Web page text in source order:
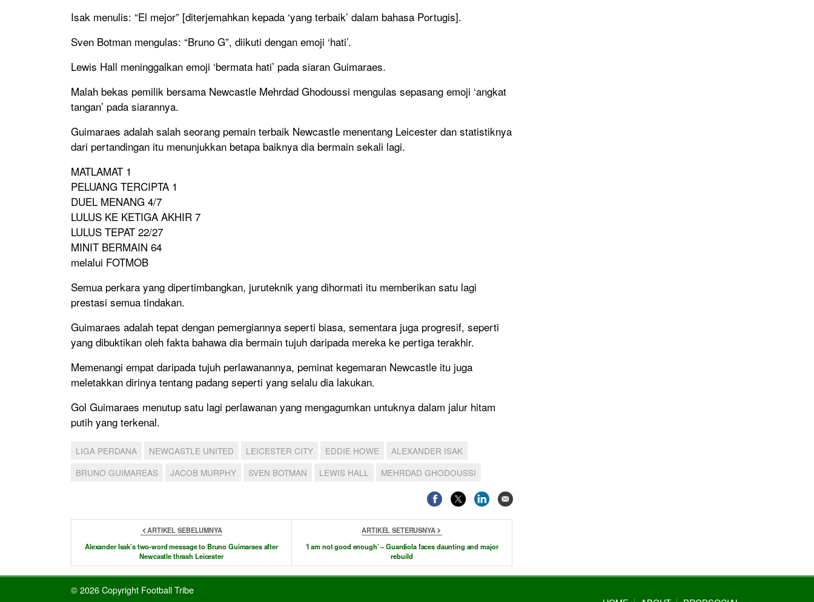
Isak menulis: “El mejor” [diterjemahkan kepada ‘yang terbaik’ dalam bahasa Portugis].
Sven Botman mengulas: “Bruno G”, diikuti dengan emoji ‘hati’.
Lewis Hall meninggalkan emoji ‘bermata hati’ pada siaran Guimaraes.
Malah bekas pemilik bersama Newcastle Mehrdad Ghodoussi mengulas sepasang emoji ‘angkat
tangan’ pada siarannya.
Guimaraes adalah salah seorang pemain terbaik Newcastle menentang Leicester dan statistiknya
dari pertandingan itu menunjukkan betapa baiknya dia bermain sekali lagi.
MATLAMAT 1
PELUANG TERCIPTA 1
DUEL MENANG 4/7
LULUS KE KETIGA AKHIR 7
LULUS TEPAT 22/27
MINIT BERMAIN 64
melalui FOTMOB
Semua perkara yang dipertimbangkan, juruteknik yang dihormati itu memberikan satu lagi
prestasi semua tindakan.
Guimaraes adalah tepat dengan pemergiannya seperti biasa, sementara juga progresif, seperti
yang dibuktikan oleh fakta bahawa dia bermain tujuh daripada mereka ke pertiga terakhir.
Memenangi empat daripada tujuh perlawanannya, peminat kegemaran Newcastle itu juga
meletakkan dirinya tentang padang seperti yang selalu dia lakukan.
Gol Guimaraes menutup satu lagi perlawanan yang mengagumkan untuknya dalam jalur hitam
putih yang terkenal.
LIGA PERDANA NEWCASTLE UNITED LEICESTER CITY EDDIE HOWE
ALEXANDER ISAK
BRUNO GUIMAREAS
JACOB MURPHY SVEN BOTMAN LEWIS HALL MEHRDAD GHODOUSSI
ARTIKEL SEBELUMNYA
Alexander Isak’s two-word message to Bruno Guimaraes after
Newcastle thrash Leicester
ARTIKEL SETERUSNYA
‘I am not good enough’ – Guardiola faces daunting and major
rebuild
© 2026 Copyright Football Tribe